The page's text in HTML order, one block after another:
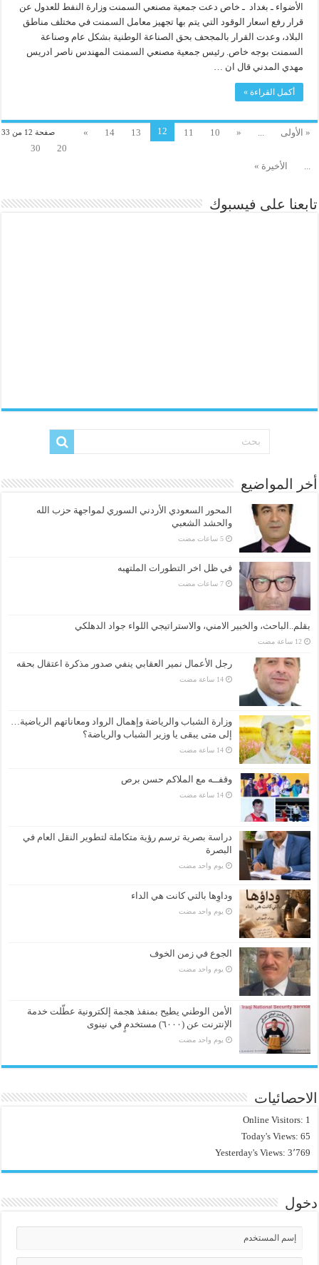
الأضواء ـ بغداد ـ خاص دعت جمعية مصنعي السمنت وزارة النفط للعدول عن
قرار رفع اسعار الوقود التي يتم بها تجهيز معامل السمنت في مختلف مناطق
البلاد، وعدت القرار بالمجحف بحق الصناعة الوطنية بشكل عام وصناعة
السمنت بوجه خاص. رئيس جمعية مصنعي السمنت المهندس ناصر ادريس
مهدي المدني قال ان …
أكمل القراءة »
صفحة 12 من 33 « الأولى «
10
11
12
13
14
»
20
30
الأخيرة »
تابعنا على فيسبوك
أخر المواضيع
المحور السعودي الأردني السوري لمواجهة حزب الله
والحشد الشعبي
‏5 ساعات مضت
في ظل اخر التطورات الملتهبه
‏7 ساعات مضت
بقلم..الباحث، والخبير الامني، والاستراتيجي اللواء جواد الدهلكي
رجل الأعمال نمير العقابي ينفي صدور مذكرة اعتقال بحقه
‏14 ساعة مضت
وزارة الشباب والرياضة وإهمال الرواد ومعاناتهم الرياضية…
إلى متى يبقى يا وزير الشباب والرياضة؟
‏14 ساعة مضت
وقفــه مع الملاكم حسن برص
‏14 ساعة مضت
دراسة بصرية ترسم رؤية متكاملة لتطوير النقل العام في
البصرة
‏يوم واحد مضت
وداوِها بالتي كانت هي الداء
‏يوم واحد مضت
الجوع في زمن الخوف
‏يوم واحد مضت
الأمن الوطني يطيح بمنفذ هجمة إلكترونية عطّلت خدمة
الإنترنت عن (٦٠٠٠) مستخدمٍ في نينوى
‏يوم واحد مضت
الاحصائيات
Online Visitors: 1
Today's Views: 65
Yesterday's Views: 3٬769
دخول